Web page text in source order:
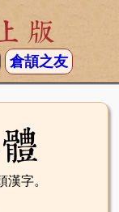
版
倉頡之友
漢字。